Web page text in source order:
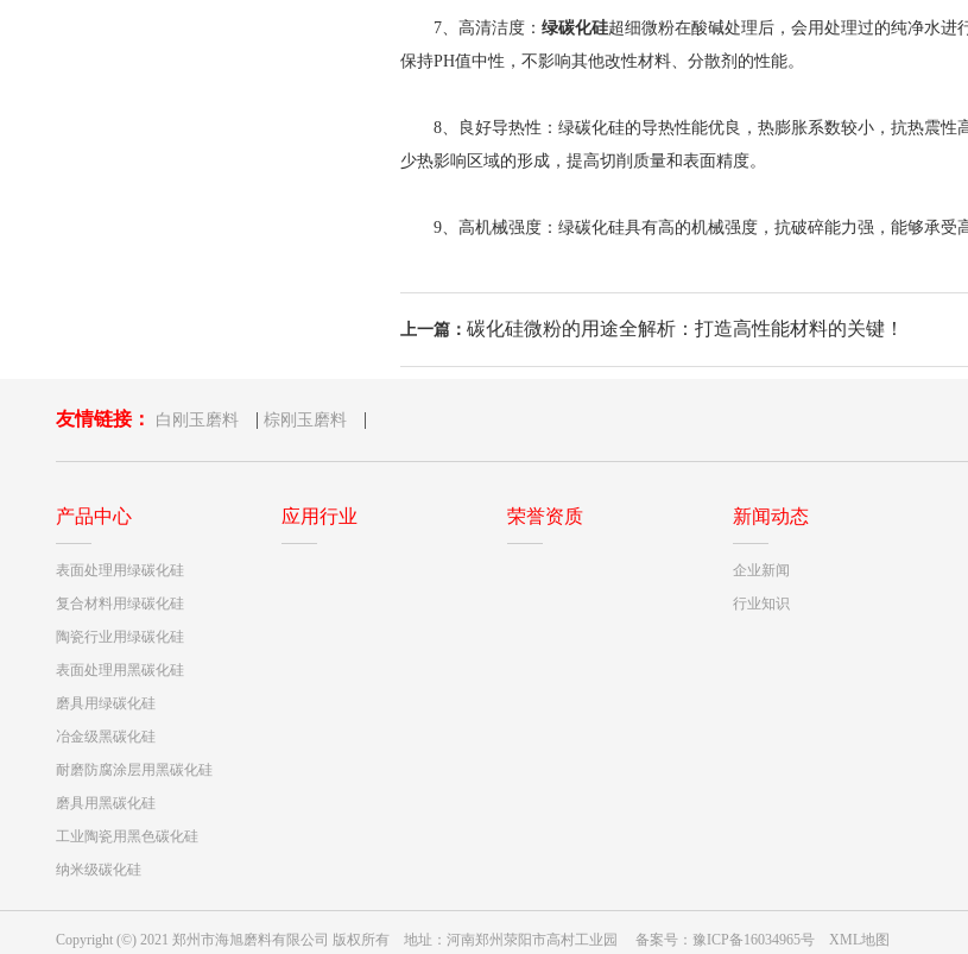
7、高清洁度： 绿碳化硅超细微粉在酸碱处理后，会用处理过的纯净水
保持PH值中性，不影响其他改性材料、分散剂的性能。
8、良好导热性：绿碳化硅的导热性能优良，热膨胀系数较小，抗热震性
少热影响区域的形成，提高切削质量和表面精度。
9、高机械强度：绿碳化硅具有高的机械强度，抗破碎能力强，能够承受
上一篇： 碳化硅微粉的用途全解析：打造高性能材料的关键！
友情链接： 白刚玉磨料 | 棕刚玉磨料 |
产品中心
表面处理用绿碳化硅
复合材料用绿碳化硅
陶瓷行业用绿碳化硅
表面处理用黑碳化硅
磨具用绿碳化硅
冶金级黑碳化硅
耐磨防腐涂层用黑碳化硅
磨具用黑碳化硅
工业陶瓷用黑色碳化硅
纳米级碳化硅
应用行业 荣誉资质 新闻动态
企业新闻
行业知识
Copyright (©) 2021 郑州市海旭磨料有限公司 版权所有 地址：河南郑州荥阳市高村工业园 备案号： 豫ICP备16034965号 XML地图